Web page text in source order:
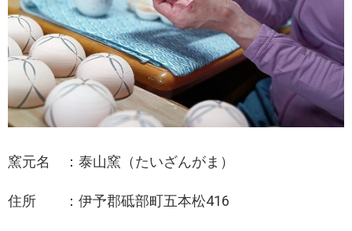
窯元名 ：泰山窯（たいざんがま）
住所 ：伊予郡砥部町五本松416